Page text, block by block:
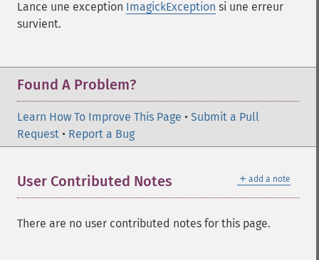
Lance une exception ImagickException si une erreur
survient.
Found A Problem?
Learn How To Improve This Page • Submit a Pull
Request • Report a Bug
＋ add a note
User Contributed Notes
There are no user contributed notes for this page.
getImageDepth
getImageDispose
getImageFormat
getImageGeometry
getImageGravity
getImageGreenPrimary
getImageHistogram
getImageInterlaceScheme
getImageInterpolateMethod